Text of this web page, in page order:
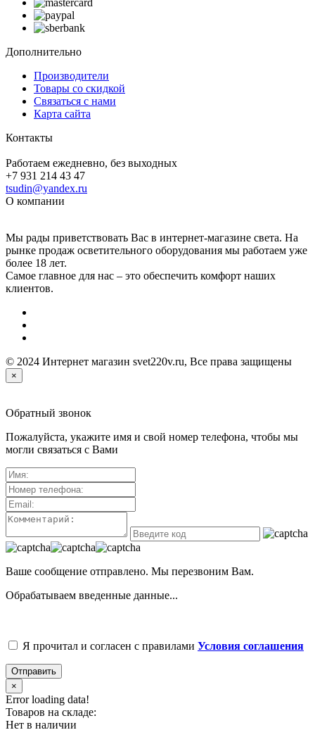
Дополнительно
Производители
Товары со скидкой
Связаться с нами
Карта сайта
Контакты
Работаем ежедневно, без выходных
+7 931 214 43 47
tsudin@yandex.ru
О компании
Мы рады приветствовать Вас в интернет-магазине света. На
рынке продаж осветительного оборудования мы работаем уже
более 18 лет.
Самое главное для нас – это обеспечить комфорт наших
клиентов.
© 2024 Интернет магазин svet220v.ru, Все права защищены
×
Обратный звонок
Пожалуйста, укажите имя и свой номер телефона, чтобы мы
могли связаться с Вами
Ваше сообщение отправлено. Мы перезвоним Вам.
Обрабатываем введенные данные...
Я прочитал и согласен с правилами Условия соглашения
Отправить
×
Error loading data!
Товаров на складе:
Нет в наличии